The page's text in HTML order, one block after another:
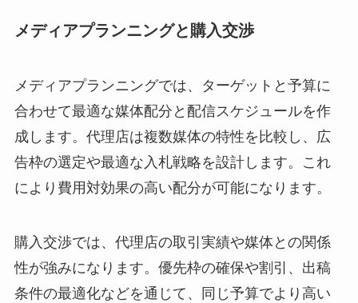
メディアプランニングと購入交渉
メディアプランニングでは、ターゲットと予算に
合わせて最適な媒体配分と配信スケジュールを作
成します。代理店は複数媒体の特性を比較し、広
告枠の選定や最適な入札戦略を設計します。これ
により費用対効果の高い配分が可能になります。
購入交渉では、代理店の取引実績や媒体との関係
性が強みになります。優先枠の確保や割引、出稿
条件の最適化などを通じて、同じ予算でより高い